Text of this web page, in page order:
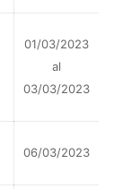
01/03/2023
al
03/03/2023
06/03/2023